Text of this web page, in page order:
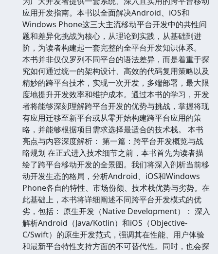
应用开发指南。本书以全面解决Android、iOS和
Windows Phone这三大主流移动平台开发中的共性问
题和差异化挑战为核心，从理论到实践，从基础到进
阶，为读者构建起一套完整的全平台开发知识体系。
本书并非仅仅罗列不同平台的语法差异，而是着重于探
究如何通过统一的架构设计、高效的代码复用策略以及
精妙的跨平台技术，实现一次开发，多端部署，最大限
度地提升开发效率和维护成本。通过本书的学习，开发
者将能够深刻理解跨平台开发的优势与挑战，掌握将现
有应用迁移至新平台或从零开始构建跨平台应用的策
略，并能够根据项目需求选择最适合的技术栈。 本书
亮点与内容深度解析： 第一篇：跨平台开发概览与战
略规划 在正式进入技术细节之前，本书首先为读者描
绘了跨平台移动开发的全景图。我们将深入剖析当前移
动开发生态的格局，分析Android、iOS和Windows
Phone各自的特性、市场份额、技术栈优势与劣势。在
此基础上，本书将详细阐述不同跨平台开发模式的优
劣，包括： 原生开发（Native Development）： 深入
解析Android（Java/Kotlin）和iOS（Objective-
C/Swift）的原生开发范式，强调其在性能、用户体验
和最新平台特性支持方面的不可替代性。同时，也会探